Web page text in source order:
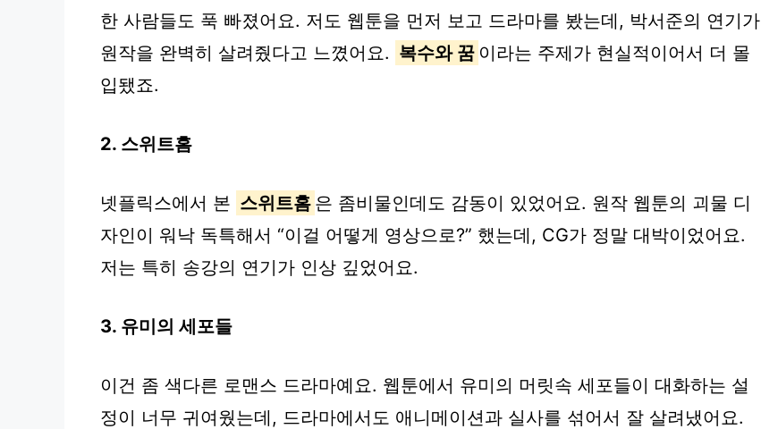
한 사람들도 푹 빠졌어요. 저도 웹툰을 먼저 보고 드라마를 봤는데, 박서준의 연기가
원작을 완벽히 살려줬다고 느꼈어요. 복수와 꿈 이라는 주제가 현실적이어서 더 몰
입됐죠.
2. 스위트홈
넷플릭스에서 본 스위트홈 은 좀비물인데도 감동이 있었어요. 원작 웹툰의 괴물 디
자인이 워낙 독특해서 “이걸 어떻게 영상으로?” 했는데, CG가 정말 대박이었어요.
저는 특히 송강의 연기가 인상 깊었어요.
3. 유미의 세포들
이건 좀 색다른 로맨스 드라마예요. 웹툰에서 유미의 머릿속 세포들이 대화하는 설
정이 너무 귀여웠는데, 드라마에서도 애니메이션과 실사를 섞어서 잘 살려냈어요.